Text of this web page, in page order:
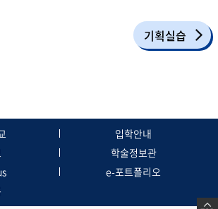
기획실습
입학안내
학술정보관
e-포트폴리오